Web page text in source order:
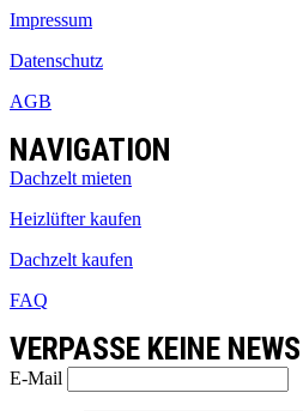
Impressum
Datenschutz
AGB
NAVIGATION
Dachzelt mieten
Heizlüfter kaufen
Dachzelt kaufen
FAQ
VERPASSE KEINE
E-Mail